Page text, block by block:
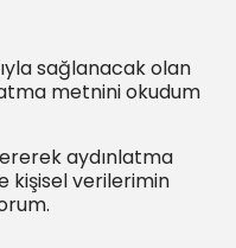
sağlanacak olan
metnini okudum
aydınlatma
kişisel verilerimin